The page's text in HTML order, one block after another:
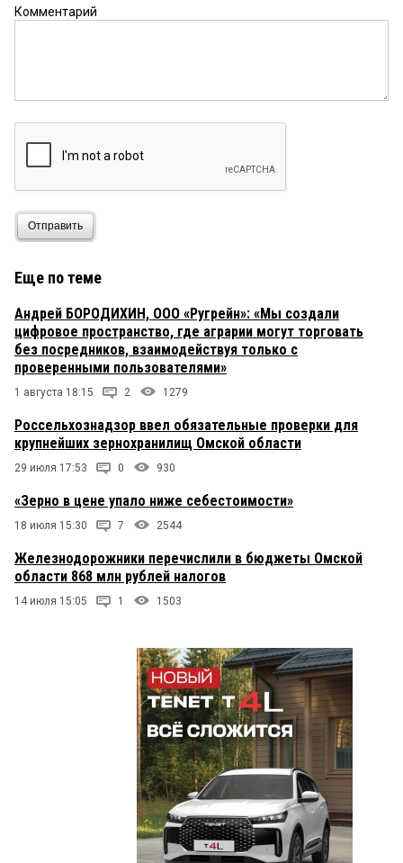
Комментарий
Отправить
Еще по теме
Андрей БОРОДИХИН, ООО «Ругрейн»: «Мы создали
цифровое пространство, где аграрии могут торговать
без посредников, взаимодействуя только с
проверенными пользователями»
1 августа 18:15 2 1279
Россельхознадзор ввел обязательные проверки для
крупнейших зернохранилищ Омской области
29 июля 17:53 0 930
«Зерно в цене упало ниже себестоимости»
18 июля 15:30 7 2544
Железнодорожники перечислили в бюджеты Омской
области 868 млн рублей налогов
14 июля 15:05 1 1503